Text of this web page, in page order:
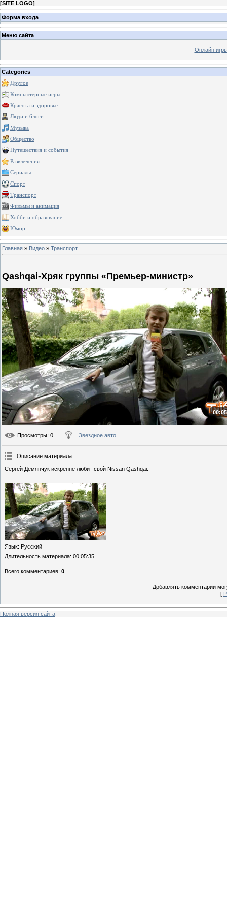
[SITE LOGO]
Форма входа
Меню сайта
Онлайн
Categories
Другое
Компьютерные игры
Красота и здоровье
Люди и блоги
Музыка
Общество
Путешествия и события
Развлечения
Сериалы
Спорт
Транспорт
Фильмы и анимация
Хобби и образование
Юмор
Главная » Видео » Транспорт
Qashqai-Хряк группы «Премьер-министр»
Просмотры: 0 Звездное авто
Описание материала:
Сергей Демянчук искренне любит свой Nissan Qashqai.
Язык: Русский
Длительность материала: 00:05:35
Всего комментариев: 0
Добавлять комментарии
[
Полная версия сайта